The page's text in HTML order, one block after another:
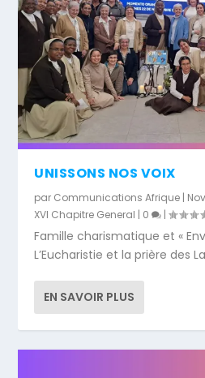
UNISSONS NOS VOIX
par Communications Afrique |
XVI Chapitre General | 0 |
Famille charismatique et «
L’Eucharistie et la prière des
EN SAVOIR PLUS